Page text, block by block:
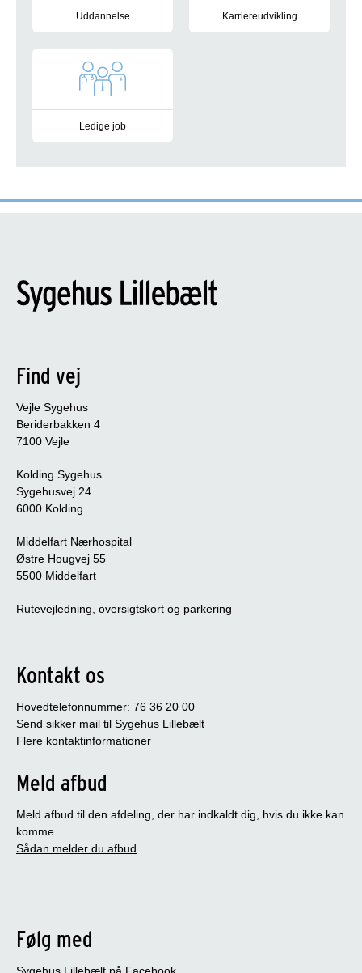
Uddannelse Karriereudvikling
Ledige job
Find vej
Vejle Sygehus
Beriderbakken 4
7100 Vejle
Kolding Sygehus
Sygehusvej 24
6000 Kolding
Middelfart Nærhospital
Østre Hougvej 55
5500 Middelfart
Rutevejledning, oversigtskort og parkering
Kontakt os
Hovedtelefonnummer: 76 36 20 00
Send sikker mail til Sygehus Lillebælt
Flere kontaktinformationer
Meld afbud
Meld afbud til den afdeling, der har indkaldt dig, hvis du ikke kan
komme.
Sådan melder du afbud
Følg med
Sygehus Lillebælt på Facebook